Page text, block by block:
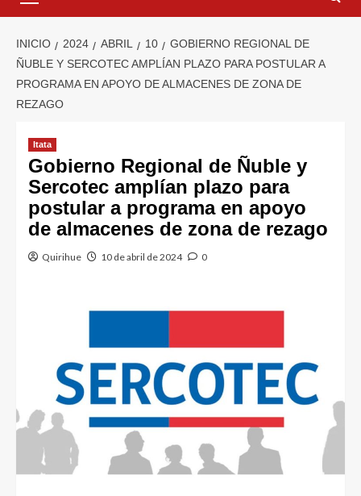
INICIO 2024 ABRIL 10
GOBIERNO REGIONAL DE
ÑUBLE Y SERCOTEC AMPLÍAN PLAZO PARA POSTULAR A
PROGRAMA EN APOYO DE ALMACENES DE ZONA DE
REZAGO
Itata
Gobierno Regional de Ñuble y
Sercotec amplían plazo para
postular a programa en apoyo
de almacenes de zona de rezago
Quirihue 10 de abril de 2024 0